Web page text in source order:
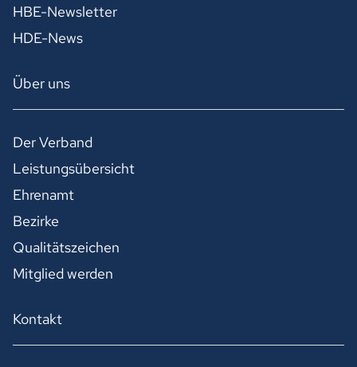
HBE-Newsletter
HDE-News
Über uns
Der Verband
Leistungsübersicht
Ehrenamt
Bezirke
Qualitätszeichen
Mitglied werden
Kontakt